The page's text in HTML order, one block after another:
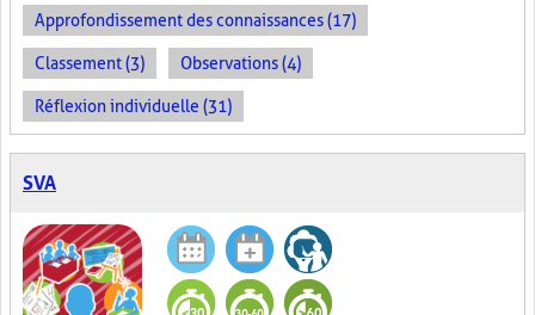
Approfondissement des connaissances (17)
Classement (3) Observations (4)
Réflexion individuelle (31)
SVA